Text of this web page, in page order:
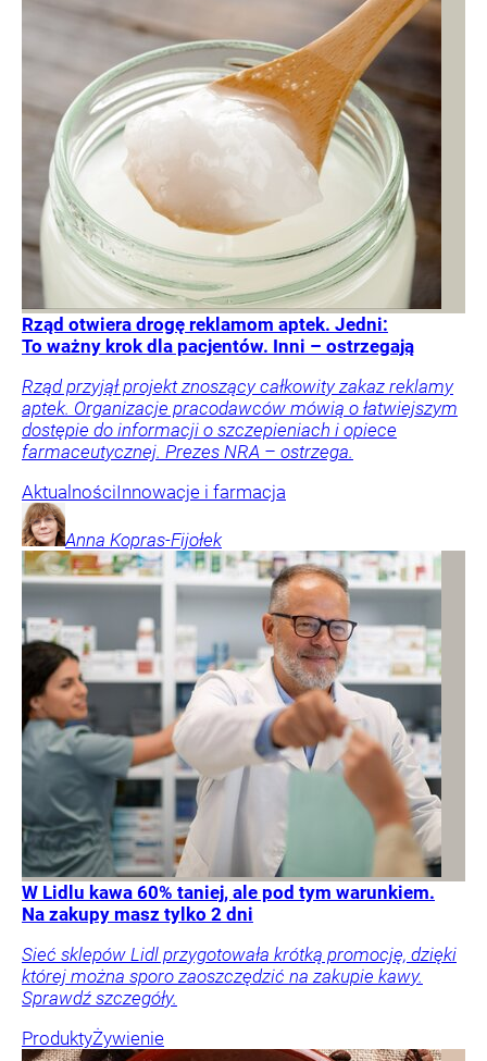
Rząd otwiera drogę reklamom aptek. Jedni:
To ważny krok dla pacjentów. Inni – ostrzegają
Rząd przyjął projekt znoszący całkowity zakaz reklamy
aptek. Organizacje pracodawców mówią o łatwiejszym
dostępie do informacji o szczepieniach i opiece
farmaceutycznej. Prezes NRA – ostrzega.
AktualnościInnowacje i farmacja
Anna Kopras-Fijołek
W Lidlu kawa 60% taniej, ale pod tym warunkiem.
Na zakupy masz tylko 2 dni
Sieć sklepów Lidl przygotowała krótką promocję, dzięki
której można sporo zaoszczędzić na zakupie kawy.
Sprawdź szczegóły.
ProduktyŻywienie